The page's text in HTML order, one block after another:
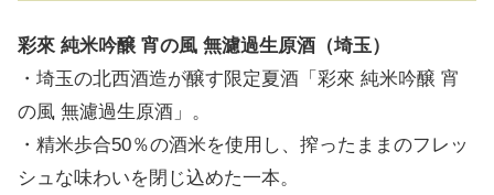
彩來 純米吟醸 宵の風 無濾過生原酒（埼玉）
・埼玉の北西酒造が醸す限定夏酒「彩來 純米吟醸 宵
の風 無濾過生原酒」。
・精米歩合50％の酒米を使用し、搾ったままのフレッ
シュな味わいを閉じ込めた一本。